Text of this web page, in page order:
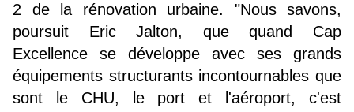
2 de la rénovation urbaine. "Nous savons,
poursuit Eric Jalton, que quand Cap
Excellence se développe avec ses grands
équipements structurants incontournables que
sont le CHU, le port et l'aéroport, c'est